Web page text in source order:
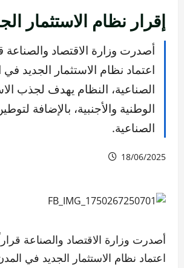
إقرار نظام الاستثمار
أصدرت وزارة الاقتصاد
اعتماد نظام الاستثمار الجديد
الصناعية، النظام يهدف لجذب
الوطنية والأجنبية، بالإضافة
الصناعية.
18/06/2025
أصدرت وزارة الاقتصاد والصناعة
اعتماد نظام الاستثمار الجديد في